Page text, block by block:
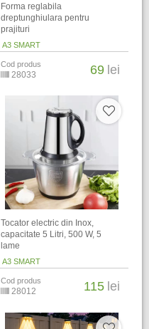
Forma reglabila
dreptunghiulara pentru
prajituri
A3 SMART
Cod produs
28033 69 lei
Tocator electric din Inox,
capacitate 5 Litri, 500 W, 5
lame
A3 SMART
Cod produs
28012 115 lei